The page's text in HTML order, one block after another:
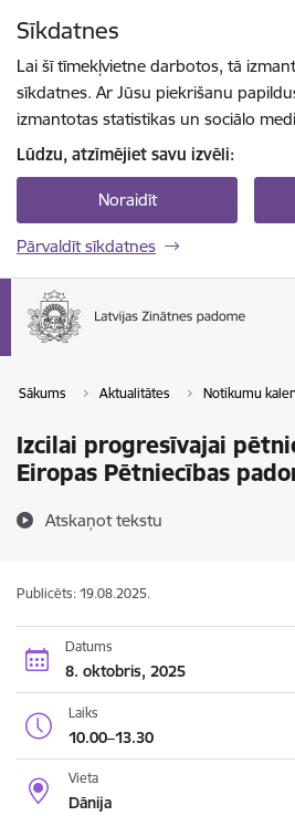
Sīkdatnes
Lai šī tīmekļvietne darbotos, tā
sīkdatnes. Ar Jūsu piekrišanu
izmantotas statistikas un sociālo
Lūdzu, atzīmējiet savu izvēli:
Noraidīt
Pārvaldīt sīkdatnes
Sākums Aktualitātes Notikumu
Izcilai progresīvajai
Eiropas Pētniecības
Atskaņot tekstu
Publicēts: 19.08.2025.
Datums
8. oktobris, 2025
Laiks
10.00–13.30
Vieta
Dānija